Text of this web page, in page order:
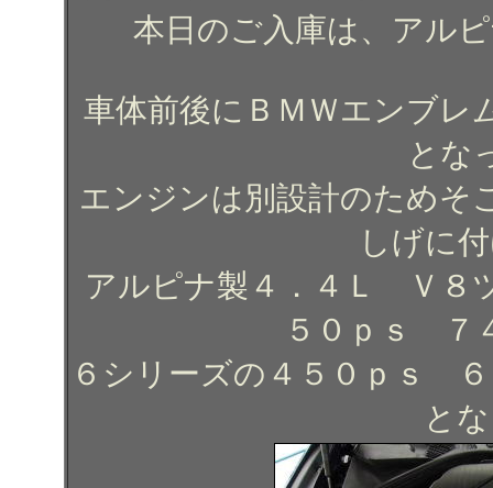
本日のご入庫は、アル
車体前後にＢＭＷエンブレ
とな
エンジンは別設計のためそ
しげに
アルピナ製４．４Ｌ Ｖ８
５０ｐｓ ７
６シリーズの４５０ｐｓ
と